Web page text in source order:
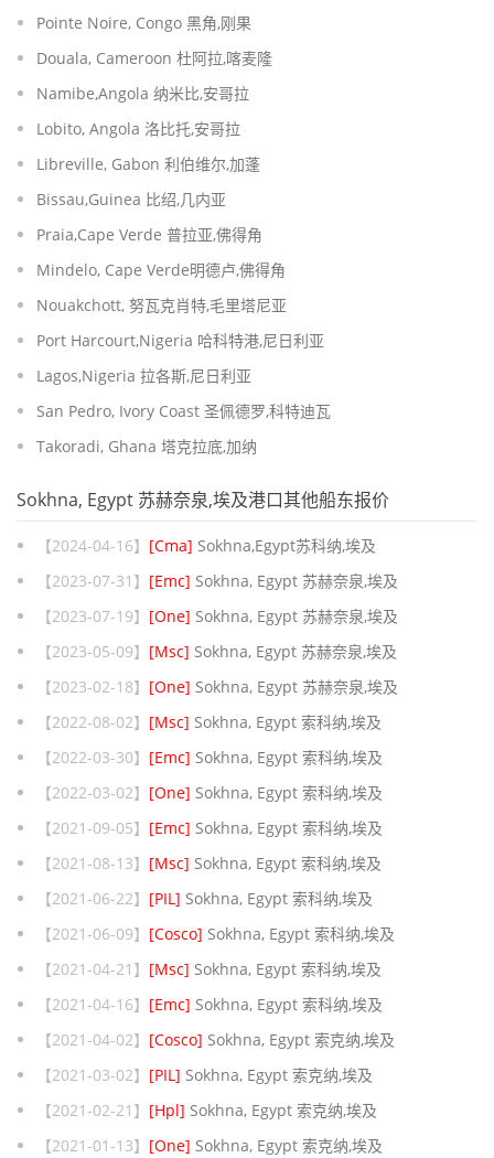
Pointe Noire, Congo 黑角,刚果
Douala, Cameroon 杜阿拉,喀麦隆
Namibe,Angola 纳米比,安哥拉
Lobito, Angola 洛比托,安哥拉
Libreville, Gabon 利伯维尔,加蓬
Bissau,Guinea 比绍,几内亚
Praia,Cape Verde 普拉亚,佛得角
Mindelo, Cape Verde明德卢,佛得角
Nouakchott, 努瓦克肖特,毛里塔尼亚
Port Harcourt,Nigeria 哈科特港,尼日利亚
Lagos,Nigeria 拉各斯,尼日利亚
San Pedro, Ivory Coast 圣佩德罗,科特迪瓦
Takoradi, Ghana 塔克拉底,加纳
Sokhna, Egypt 苏赫奈泉,埃及港口其他船东报价
【2024-04-16】 [Cma] Sokhna,Egypt苏科纳,埃及
【2023-07-31】 [Emc] Sokhna, Egypt 苏赫奈泉,埃及
【2023-07-19】 [One] Sokhna, Egypt 苏赫奈泉,埃及
【2023-05-09】 [Msc] Sokhna, Egypt 苏赫奈泉,埃及
【2023-02-18】 [One] Sokhna, Egypt 苏赫奈泉,埃及
【2022-08-02】 [Msc] Sokhna, Egypt 索科纳,埃及
【2022-03-30】 [Emc] Sokhna, Egypt 索科纳,埃及
【2022-03-02】 [One] Sokhna, Egypt 索科纳,埃及
【2021-09-05】 [Emc] Sokhna, Egypt 索科纳,埃及
【2021-08-13】 [Msc] Sokhna, Egypt 索科纳,埃及
【2021-06-22】 [PIL] Sokhna, Egypt 索科纳,埃及
【2021-06-09】 [Cosco] Sokhna, Egypt 索科纳,埃及
【2021-04-21】 [Msc] Sokhna, Egypt 索科纳,埃及
【2021-04-16】 [Emc] Sokhna, Egypt 索科纳,埃及
【2021-04-02】 [Cosco] Sokhna, Egypt 索克纳,埃及
【2021-03-02】 [PIL] Sokhna, Egypt 索克纳,埃及
【2021-02-21】 [Hpl] Sokhna, Egypt 索克纳,埃及
【2021-01-13】 [One] Sokhna, Egypt 索克纳,埃及